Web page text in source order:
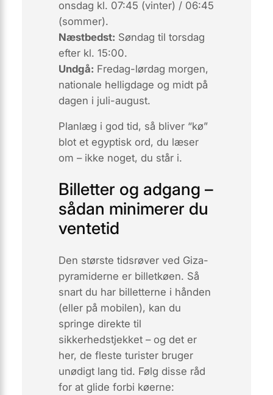
onsdag kl. 07:45 (vinter) / 06:45
(sommer).
Næstbedst: Søndag til torsdag
efter kl. 15:00.
Undgå: Fredag-lørdag morgen,
nationale helligdage og midt på
dagen i juli-august.
Planlæg i god tid, så bliver “kø”
blot et egyptisk ord, du læser
om – ikke noget, du står i.
Billetter og adgang –
sådan minimerer du
ventetid
Den største tidsrøver ved Giza-
pyramiderne er billetkøen. Så
snart du har billetterne i hånden
(eller på mobilen), kan du
springe direkte til
sikkerhedstjekket – og det er
her, de fleste turister bruger
unødigt lang tid. Følg disse råd
for at glide forbi køerne: